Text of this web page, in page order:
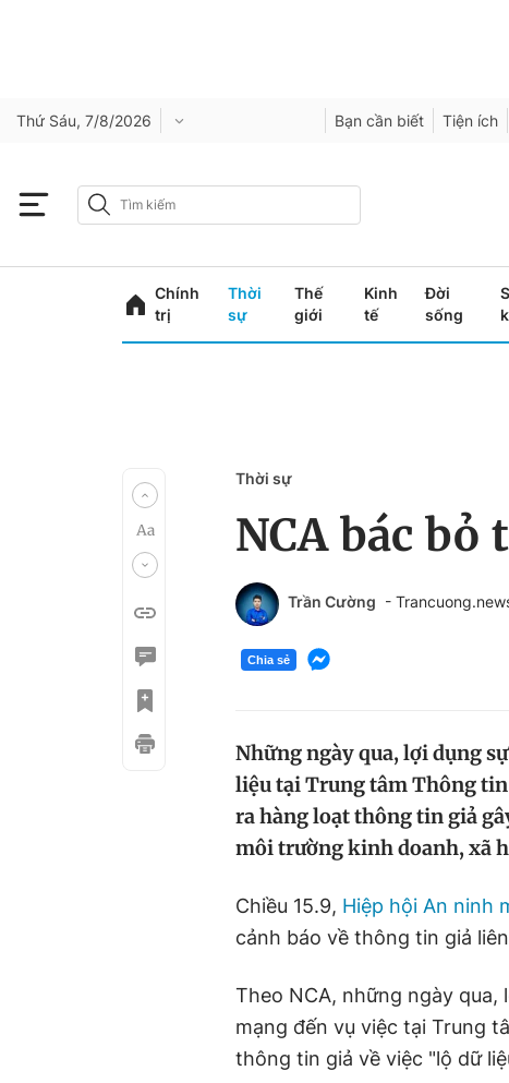
Thứ Sáu, 7/8/2026 Bạn cần biết Tiện ích
Chính
trị
Thời
sự
Thế
giới
Kinh
tế
Đời
sống
Thời sự
NCA bác
Trần Cường -
Chia sẻ
Những ngày qua, lợi dụng
liệu tại Trung tâm Thông
ra hàng loạt thông tin giả
môi trường kinh doanh, xã
Chiều 15.9, Hiệp hội An ninh
cảnh báo về thông tin giả
Theo NCA, những ngày
mạng đến vụ việc tại Trung
thông tin giả về việc "lộ dữ